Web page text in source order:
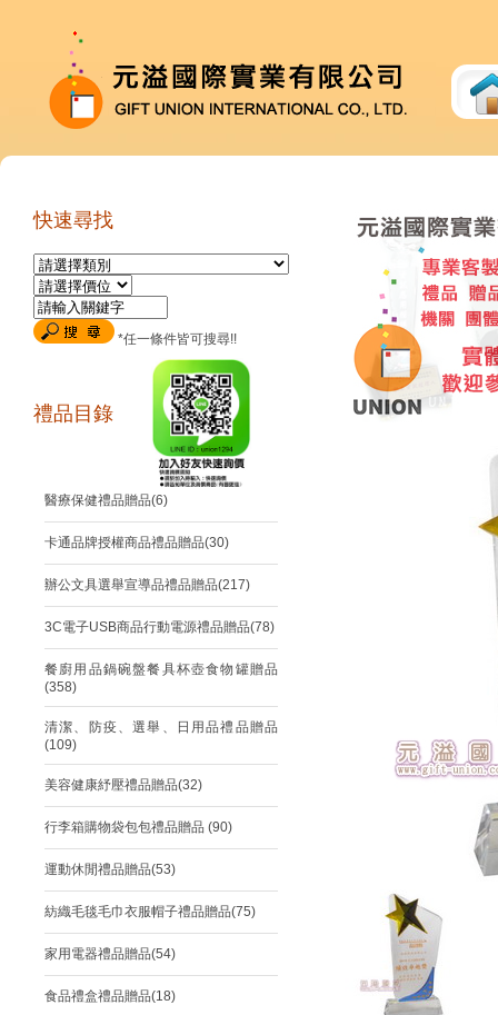
快速尋找
*任一條件皆可搜尋!!
禮品目錄
醫療保健禮品贈品(6)
卡通品牌授權商品禮品贈品(30)
辦公文具選舉宣導品禮品贈品(217)
3C電子USB商品行動電源禮品贈品(78)
餐廚用品鍋碗盤餐具杯壺食物罐贈品
(358)
清潔、防疫、選舉、日用品禮品贈品
(109)
美容健康紓壓禮品贈品(32)
行李箱購物袋包包禮品贈品 (90)
運動休閒禮品贈品(53)
紡織毛毯毛巾衣服帽子禮品贈品(75)
家用電器禮品贈品(54)
食品禮盒禮品贈品(18)